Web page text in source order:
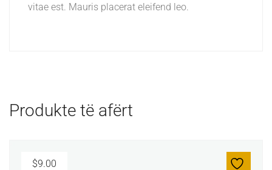
vitae est. Mauris placerat eleifend leo.
Produkte të afërt
$9.00